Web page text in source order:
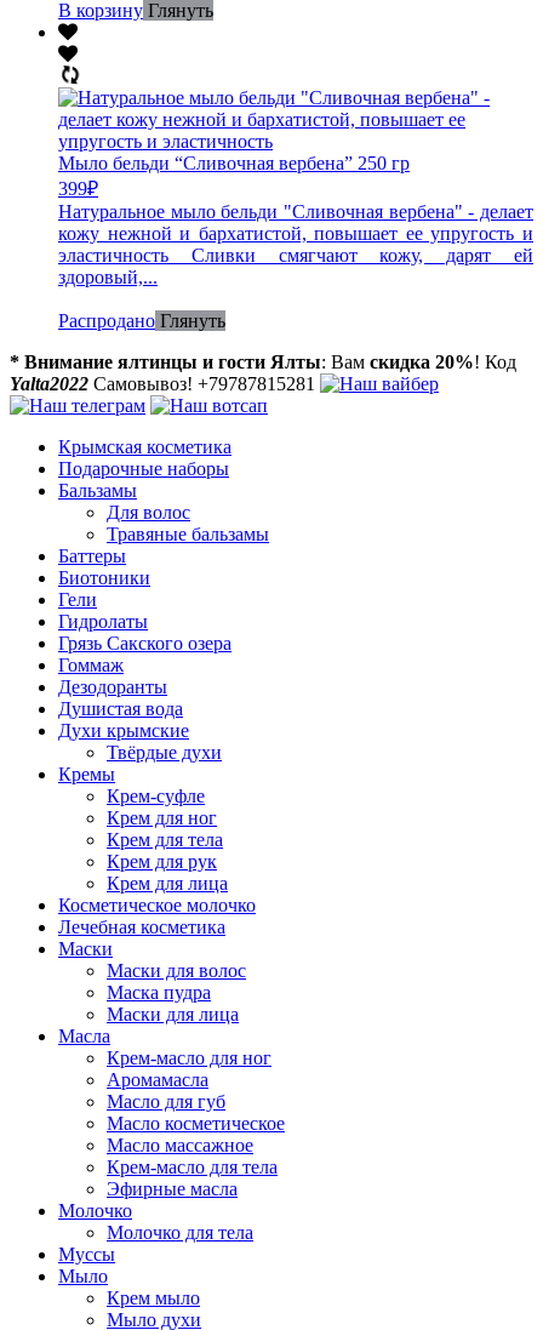
В корзину Глянуть
Мыло бельди “Сливочная вербена” 250 гр
399₽
Натуральное мыло бельди "Сливочная вербена" - делает
кожу нежной и бархатистой, повышает ее упругость и
эластичность Сливки смягчают кожу, дарят ей
здоровый,...
Распродано Глянуть
* Внимание ялтинцы и гости Ялты: Вам скидка 20%! Код
Yalta2022 Самовывоз! +79787815281
Крымская косметика
Подарочные наборы
Бальзамы
Для волос
Травяные бальзамы
Баттеры
Биотоники
Гели
Гидролаты
Грязь Сакского озера
Гоммаж
Дезодоранты
Душистая вода
Духи крымские
Твёрдые духи
Кремы
Крем-суфле
Крем для ног
Крем для тела
Крем для рук
Крем для лица
Косметическое молочко
Лечебная косметика
Маски
Маски для волос
Маска пудра
Маски для лица
Масла
Крем-масло для ног
Аромамасла
Масло для губ
Масло косметическое
Масло массажное
Крем-масло для тела
Эфирные масла
Молочко
Молочко для тела
Муссы
Мыло
Крем мыло
Мыло духи